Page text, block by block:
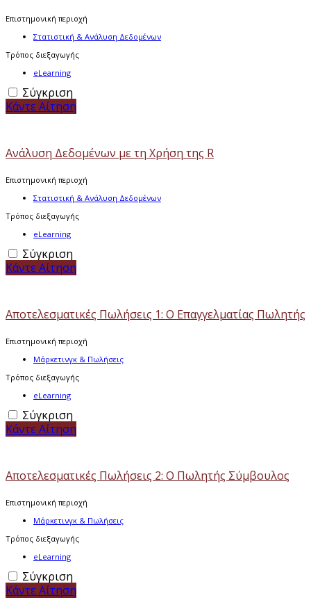
Επιστημονική περιοχή
Στατιστική & Ανάλυση Δεδομένων
Τρόπος διεξαγωγής
eLearning
Σύγκριση
Κάντε Αίτηση
Ανάλυση Δεδομένων με τη Χρήση της R
Επιστημονική περιοχή
Στατιστική & Ανάλυση Δεδομένων
Τρόπος διεξαγωγής
eLearning
Σύγκριση
Κάντε Αίτηση
Αποτελεσματικές Πωλήσεις 1: Ο Επαγγελματίας Πωλητής
Επιστημονική περιοχή
Μάρκετινγκ & Πωλήσεις
Τρόπος διεξαγωγής
eLearning
Σύγκριση
Κάντε Αίτηση
Αποτελεσματικές Πωλήσεις 2: Ο Πωλητής Σύμβουλος
Επιστημονική περιοχή
Μάρκετινγκ & Πωλήσεις
Τρόπος διεξαγωγής
eLearning
Σύγκριση
Κάντε Αίτηση